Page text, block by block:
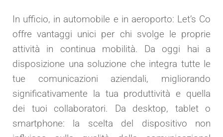
In ufficio, in automobile e in aeroporto: Let’s Co
offre vantaggi unici per chi svolge le proprie
attività in continua mobilità. Da oggi hai a
disposizione una soluzione che integra tutte le
tue comunicazioni aziendali, migliorando
significativamente la tua produttività e quella
dei tuoi collaboratori. Da desktop, tablet o
smartphone: la scelta del dispositivo non